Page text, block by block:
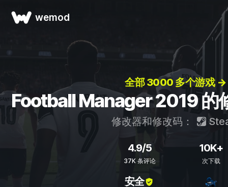
wemod
全部 3000 多个游戏 →
Football Manager 2019 的
修改器和修改码：
4.9/5
37K 条评论
10K+
次下载
安全